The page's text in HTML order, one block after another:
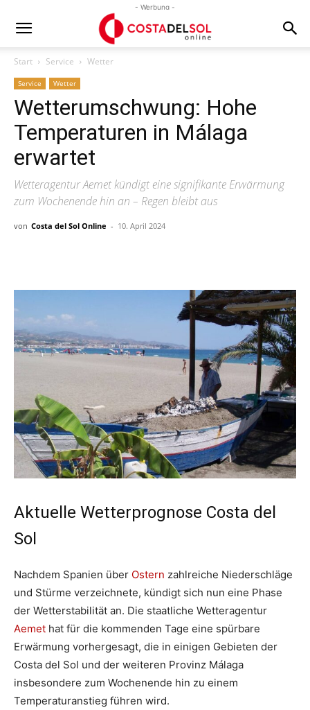
- Werbung -
Start Service Wetter
Service Wetter
Wetterumschwung: Hohe
Temperaturen in Málaga
erwartet
Wetteragentur Aemet kündigt eine signifikante Erwärmung
zum Wochenende hin an – Regen bleibt aus
von Costa del Sol Online - 10. April 2024
Aktuelle Wetterprognose Costa del
Sol
Nachdem Spanien über Ostern zahlreiche Niederschläge
und Stürme verzeichnete, kündigt sich nun eine Phase
der Wetterstabilität an. Die staatliche Wetteragentur
Aemet hat für die kommenden Tage eine spürbare
Erwärmung vorhergesagt, die in einigen Gebieten der
Costa del Sol und der weiteren Provinz Málaga
insbesondere zum Wochenende hin zu einem
Temperaturanstieg führen wird.